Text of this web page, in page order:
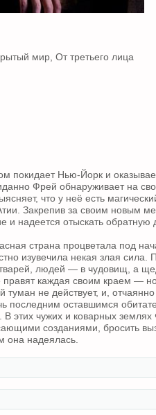
мир, От третьего лица
покидает Нью-Йорк и
Фрей обнаруживает на
что у неё есть
Закрепив за своим новым
и надеется отыскать обратную
страна процветала под
изувечила некая злая сила.
людей — в чудовищ, а
каждая своим краем —
не действует, и,
последним оставшимся
этих чужих и коварных землях
созданиями, бросить
она надеялась.